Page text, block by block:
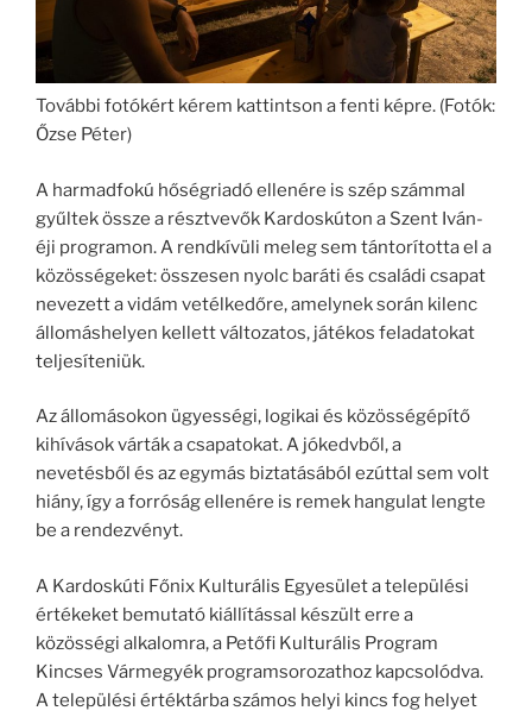
További fotókért kérem kattintson a fenti képre. (Fotók:
Őzse Péter)
A harmadfokú hőségriadó ellenére is szép számmal
gyűltek össze a résztvevők Kardoskúton a Szent Iván-
éji programon. A rendkívüli meleg sem tántorította el a
közösségeket: összesen nyolc baráti és családi csapat
nevezett a vidám vetélkedőre, amelynek során kilenc
állomáshelyen kellett változatos, játékos feladatokat
teljesíteniük.
Az állomásokon ügyességi, logikai és közösségépítő
kihívások várták a csapatokat. A jókedvből, a
nevetésből és az egymás biztatásából ezúttal sem volt
hiány, így a forróság ellenére is remek hangulat lengte
be a rendezvényt.
A Kardoskúti Főnix Kulturális Egyesület a települési
értékeket bemutató kiállítással készült erre a
közösségi alkalomra, a Petőfi Kulturális Program
Kincses Vármegyék programsorozathoz kapcsolódva.
A települési értéktárba számos helyi kincs fog helyet